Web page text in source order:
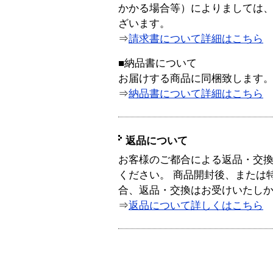
かかる場合等）によりましては
ざいます。
⇒請求書について詳細はこちら
■納品書について
お届けする商品に同梱致します。
⇒納品書について詳細はこちら
返品について
お客様のご都合による返品・交
ください。 商品開封後、または
合、返品・交換はお受けいたし
⇒返品について詳しくはこちら